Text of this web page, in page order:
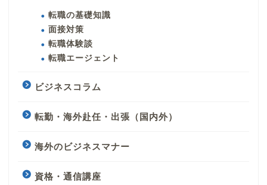
転職の基礎知識
面接対策
転職体験談
転職エージェント
ビジネスコラム
転勤・海外赴任・出張（国内外）
海外のビジネスマナー
資格・通信講座